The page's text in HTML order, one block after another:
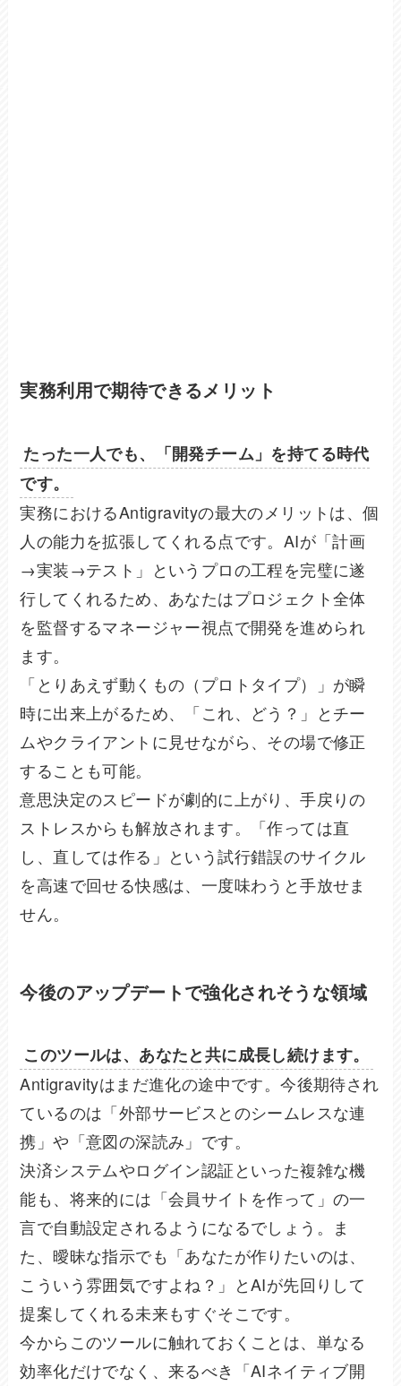
実務利用で期待できるメリット
たった一人でも、「開発チーム」を持てる時代
です。
実務におけるAntigravityの最大のメリットは、個
人の能力を拡張してくれる点です。AIが「計画
→実装→テスト」というプロの工程を完璧に遂
行してくれるため、あなたはプロジェクト全体
を監督するマネージャー視点で開発を進められ
ます。
「とりあえず動くもの（プロトタイプ）」が瞬
時に出来上がるため、「これ、どう？」とチー
ムやクライアントに見せながら、その場で修正
することも可能。
意思決定のスピードが劇的に上がり、手戻りの
ストレスからも解放されます。「作っては直
し、直しては作る」という試行錯誤のサイクル
を高速で回せる快感は、一度味わうと手放せま
せん。
今後のアップデートで強化されそうな領域
このツールは、あなたと共に成長し続けます。
Antigravityはまだ進化の途中です。今後期待され
ているのは「外部サービスとのシームレスな連
携」や「意図の深読み」です。
決済システムやログイン認証といった複雑な機
能も、将来的には「会員サイトを作って」の一
言で自動設定されるようになるでしょう。ま
た、曖昧な指示でも「あなたが作りたいのは、
こういう雰囲気ですよね？」とAIが先回りして
提案してくれる未来もすぐそこです。
今からこのツールに触れておくことは、単なる
効率化だけでなく、来るべき「AIネイティブ開